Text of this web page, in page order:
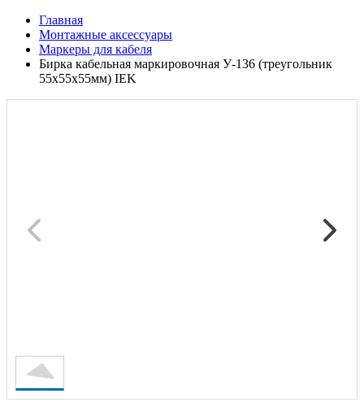
Главная
Монтажные аксессуары
Маркеры для кабеля
Бирка кабельная маркировочная У-136 (треугольник
55х55х55мм) IEK